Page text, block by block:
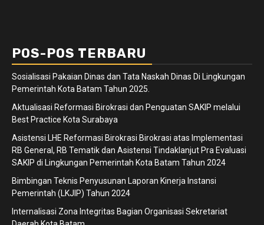
POS-POS TERBARU
Sosialisasi Pakaian Dinas dan Tata Naskah Dinas Di Lingkungan
Pemerintah Kota Batam Tahun 2025.
Aktualisasi Reformasi Birokrasi dan Penguatan SAKIP melalui
Best Practice Kota Surabaya
Asistensi LHE Reformasi Birokrasi Birokrasi atas Implementasi
RB General, RB Tematik dan Asistensi Tindaklanjut Pra Evaluasi
SAKIP di Lingkungan Pemerintah Kota Batam Tahun 2024
Bimbingan Teknis Penyusunan Laporan Kinerja Instansi
Pemerintah (LKJIP) Tahun 2024
Internalisasi Zona Integritas Bagian Organisasi Sekretariat